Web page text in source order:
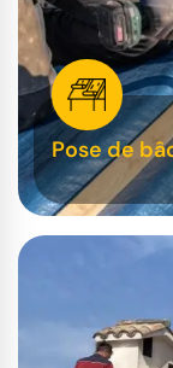
Pose de